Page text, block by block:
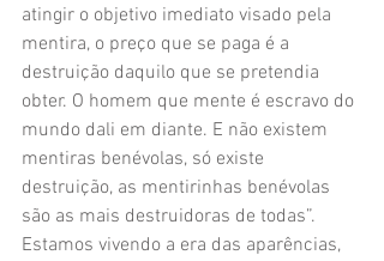
atingir o objetivo imediato visado pela
mentira, o preço que se paga é a
destruição daquilo que se pretendia
obter. O homem que mente é escravo do
mundo dali em diante. E não existem
mentiras benévolas, só existe
destruição, as mentirinhas benévolas
são as mais destruidoras de todas”.
Estamos vivendo a era das aparências,